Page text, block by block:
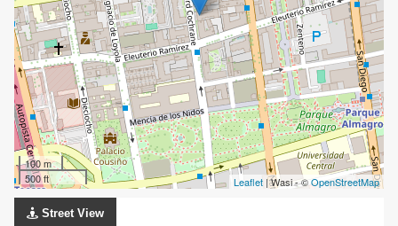
100 m
500 ft
Leaflet | Wasi - ©OpenStreetMap
Street View